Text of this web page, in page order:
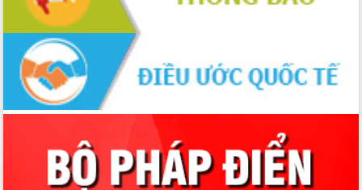
Thủ tướng Chính phủ Phạm Minh Chính
kiểm tra, chỉ đạo hoàn thành các dự
án cao tốc và thăm khu tái định cư tại
Đắk Lắk
Sôi nổi Hội đua ngựa truyền thống Gò
Thì Thùng mừng Xuân Bính Ngọ 2026
Lãnh đạo tỉnh dâng hương tưởng niệm
tại Đập Đồng Cam đầu Xuân Bính Ngọ
Ngành nông nghiệp phấn đấu tăng
trưởng đạt 5,86% trong năm 2026
UBND tỉnh Đắk Lắk triển khai công tác